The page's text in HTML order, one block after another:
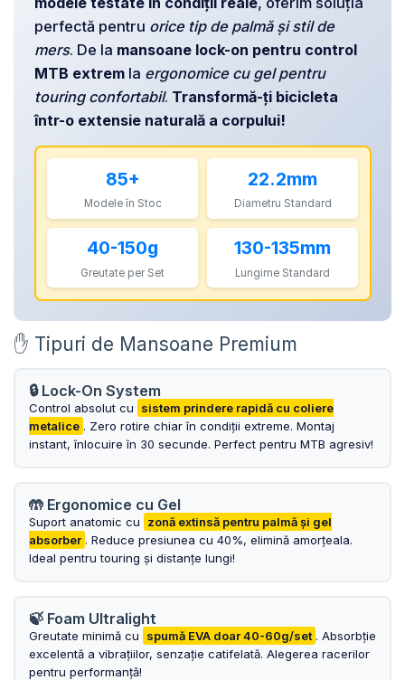
Lumini Spate
COSURI PENTRU BICICLETE
HUSE ȘA
MANSOANE
PEDALE
Accesorii Pedale
BORSETE SI GENTI
PROTECTII CADRU
ANTIFURTURI
SUPORT BIDON SI BIDON
OGLINDA
POMPE
DIVERSE
Accesorii Remorca
Roti ajutatoare
ZA Missinglink
SOLUTII TUBELESS
SPACERE/AXE BUTUCI/RULMENTI
CABLURI
CAMERE DE BICICLETA
ACCESORII CAMERE
CAPETE CABLU SI MANTA
ACCESORII FRANE HIDRAULICE
THRU AXLE
SABOTI FRANA
ROTI FATA
SET ROTI
SUSPENSII SPATE
SCHIMBATOR PINIOANE
SCHIMBATOR FOI
OCHELARI
perfectă pentru orice tip de palmă și stil de
mers. De la mansoane lock-on pentru control
MTB extremla ergonomice cu gel pentru
touring confortabil. Transformă-ți bicicleta
într-o extensie naturală a corpului!
85+
Modele în Stoc
22.2mm
Diametru Standard
40-150g
Greutate per Set
130-135mm
Lungime Standard
✋ Tipuri de Mansoane Premium
🔒 Lock-On System
Control absolut cu
sistem prindere rapidă cu coliere
metalice . Zero rotire chiar în condiții extreme. Montaj
instant, înlocuire în 30 secunde. Perfect pentru MTB agresiv!
🤲 Ergonomice cu Gel
Suport anatomic cu
zonă extinsă pentru palmă și gel
absorber . Reduce presiunea cu 40%, elimină amorțeala.
Ideal pentru touring și distanțe lungi!
🍃 Foam Ultralight
Greutate minimă cu spumă EVA doar 40-60g/set . Absorbție
excelentă a vibrațiilor, senzație catifelată. Alegerea racerilor
pentru performanță!